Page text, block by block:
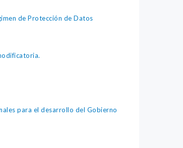
de Protección de Datos
para el desarrollo del Gobierno